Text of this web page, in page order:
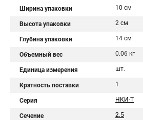
Ширина упаковки 10 см
Высота упаковки 2 см
Глубина упаковки 14 см
Объемный вес 0.06 кг
Единица измерения шт.
Кратность поставки 1
Серия НКИ-Т
Сечение 2.5